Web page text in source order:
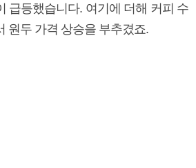
급등했습니다. 여기에 더해 커피 수
원두 가격 상승을 부추겼죠.